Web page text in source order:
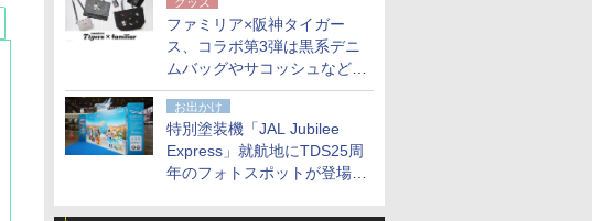
ファミリア×阪神タイガー
ス、コラボ第3弾は黒系デニ
ムバッグやサコッシュなど6
点。8月21日オンラインスト
アで発売
お出かけ
特別塗装機「JAL Jubilee
Express」就航地にTDS25周
年のフォトスポットが登場。